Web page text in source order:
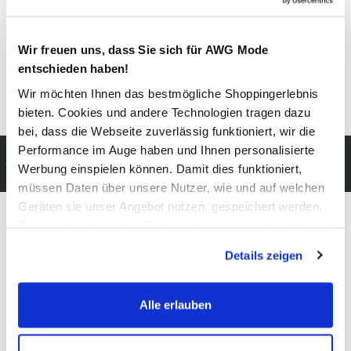
Wir freuen uns, dass Sie sich für AWG Mode
entschieden haben!
Wir möchten Ihnen das bestmögliche Shoppingerlebnis
bieten. Cookies und andere Technologien tragen dazu
bei, dass die Webseite zuverlässig funktioniert, wir die
Performance im Auge haben und Ihnen personalisierte
Werbung einspielen können. Damit dies funktioniert,
müssen Daten über unsere Nutzer, wie und auf welchen
Geräten sie unser Angebot nutzen, gespeichert werden.
werden, werden bei der Nutzung der Webseite auf jeden
Fall gesetzt. Cookies von Drittanbietern für Analyse- oder
Trackingzwecke werden nur dann aktiviert, wenn Sie das
erlauben" bzw. "Alle erlauben" klicken. Mehr dazu
Details zeigen
Alle erlauben
Pflegehinweise
Kostenfreie Rücksendung
innerhalb 14 Tage
unser Newsletter
Jetzt anmelden und einen10% Gutscheinfür Ihren nächsten